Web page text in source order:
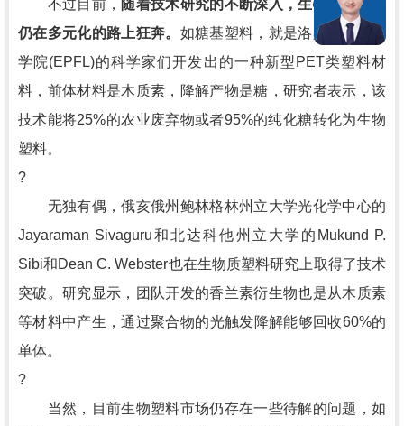
不过目前， 随着技术研究的不断深入，生物塑料种类
仍在多元化的路上狂奔。 如糖基塑料，就是洛桑联邦理工
学院(EPFL)的科学家们开发出的一种新型PET类塑料材
料，前体材料是木质素，降解产物是糖，研究者表示，该
技术能将25%的农业废弃物或者95%的纯化糖转化为生物
塑料。
?
无独有偶，俄亥俄州鲍林格林州立大学光化学中心的
Jayaraman Sivaguru和北达科他州立大学的Mukund P.
Sibi和Dean C. Webster也在生物质塑料研究上取得了技术
突破。研究显示，团队开发的香兰素衍生物也是从木质素
等材料中产生，通过聚合物的光触发降解能够回收60%的
单体。
?
当然，目前生物塑料市场仍存在一些待解的问题，如